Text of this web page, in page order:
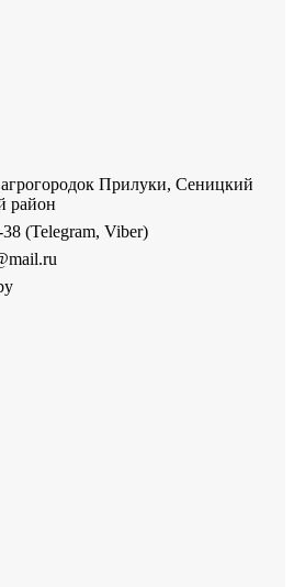
Прилуки, Сеницкий
район
(Telegram, Viber)